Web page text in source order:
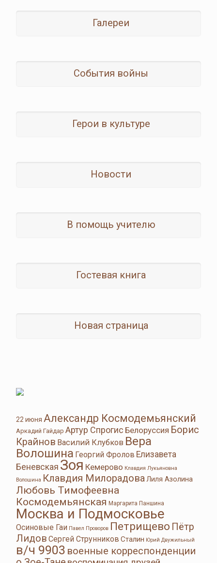
Галереи
События войны
Герои в культуре
Новости
В помощь учителю
Гостевая книга
Новая страница
22 июня Александр Космодемьянский
Аркадий Гайдар Артур Спрогис Белоруссия Борис
Крайнов Василий Клубков Вера
Волошина Георгий Фролов Елизавета
Беневская Зоя Кемерово Клавдия Лукьяновна
Волошина Клавдия МилорадоваЛиля Азолина
Любовь Тимофеевна
Космодемьянская Маргарита Паншина
Москва и Подмосковье
Осиновые Гаи Павел Проворов Петрищево Пётр
Лидов Сергей Струнников Сталин Юрий Двужильный
в/ч 9903 военные корреспонденции